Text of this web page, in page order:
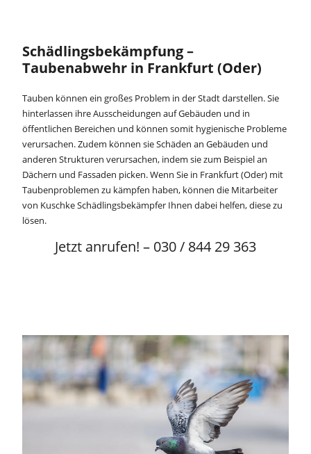
Schädlingsbekämpfung –
Taubenabwehr in Frankfurt (Oder)
Tauben können ein großes Problem in der Stadt darstellen. Sie
hinterlassen ihre Ausscheidungen auf Gebäuden und in
öffentlichen Bereichen und können somit hygienische Probleme
verursachen. Zudem können sie Schäden an Gebäuden und
anderen Strukturen verursachen, indem sie zum Beispiel an
Dächern und Fassaden picken. Wenn Sie in Frankfurt (Oder) mit
Taubenproblemen zu kämpfen haben, können die Mitarbeiter
von Kuschke Schädlingsbekämpfer Ihnen dabei helfen, diese zu
lösen.
Jetzt anrufen! – 030 / 844 29 363